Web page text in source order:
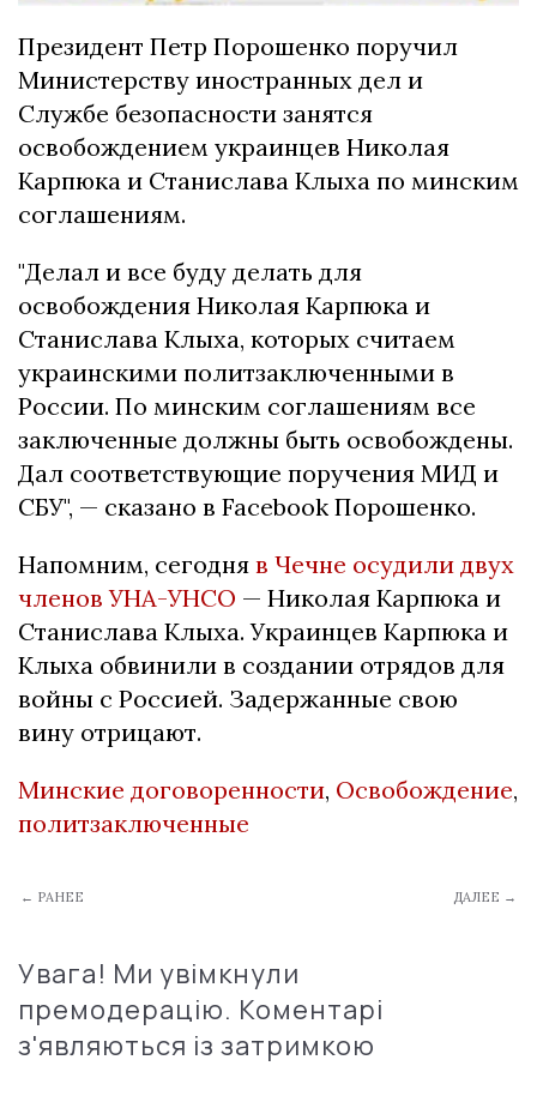
Президент Петр Порошенко поручил
Министерству иностранных дел и
Службе безопасности занятся
освобождением украинцев Николая
Карпюка и Станислава Клыха по минским
соглашениям.
"Делал и все буду делать для
освобождения Николая Карпюка и
Станислава Клыха, которых считаем
украинскими политзаключенными в
России. По минским соглашениям все
заключенные должны быть освобождены.
Дал соответствующие поручения МИД и
СБУ", — сказано в Facebook Порошенко.
Напомним, сегодня в Чечне осудили двух
членов УНА-УНСО — Николая Карпюка и
Станислава Клыха. Украинцев Карпюка и
Клыха обвинили в создании отрядов для
войны с Россией. Задержанные свою
вину отрицают.
Минские договоренности, Освобождение,
политзаключенные
← РАНЕЕ ДАЛЕЕ →
Увага! Ми увімкнули
премодерацію. Коментарі
з'являються із затримкою